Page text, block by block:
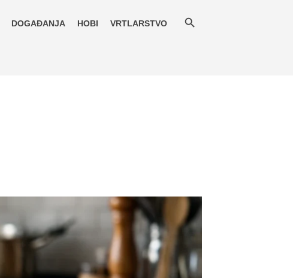
DOGAĐANJA HOBI VRTLARSTVO